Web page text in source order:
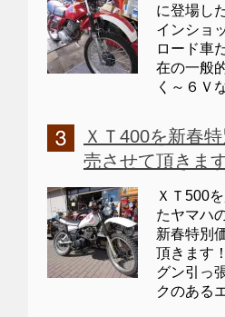
に登場し
インショ
ロード車
在の一般
く～６Ｖ
ＸＴ400を新春
売させて頂きます
ＸＴ500
たヤマハ
新春特別
頂きます
グン引っ
クのある